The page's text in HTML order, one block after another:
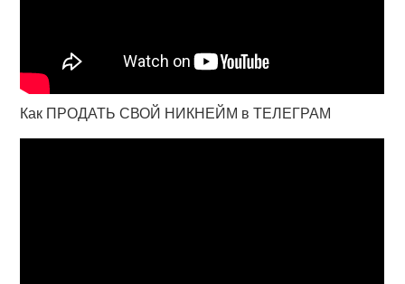
Как ПРОДАТЬ СВОЙ НИКНЕЙМ в ТЕЛЕГРАМ